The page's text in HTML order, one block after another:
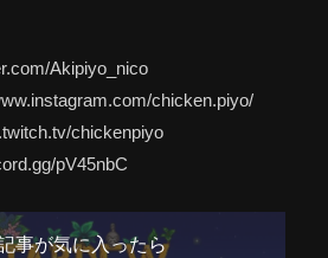
Akipiyo_nico
chicken.piyo/
chickenpiyo
pV45nbC
事が気に入ったら